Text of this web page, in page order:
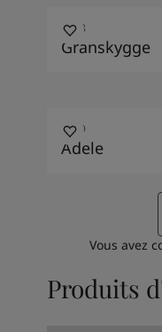
1288
Granskygge
7249
Adele
Vous avez
Produits